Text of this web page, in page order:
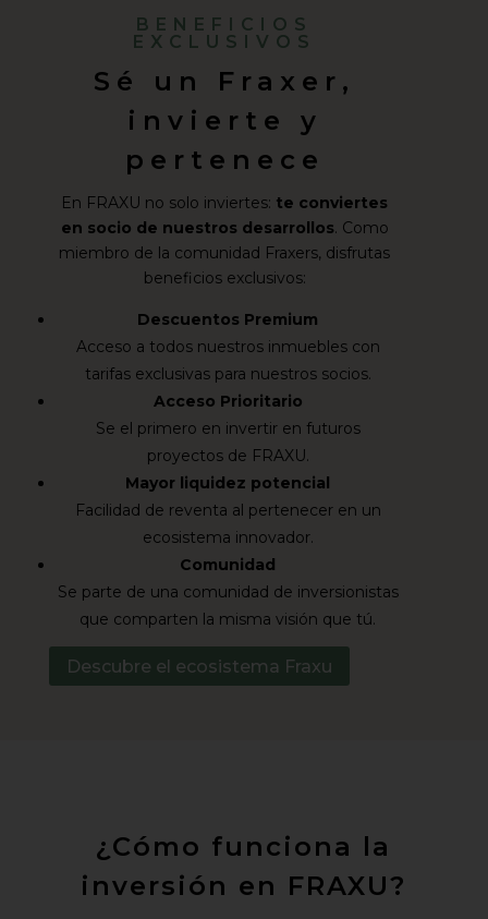
BENEFICIOS
EXCLUSIVOS
Sé un Fraxer,
invierte y
pertenece
En FRAXU no solo inviertes: te conviertes
en socio de nuestros desarrollos. Como
miembro de la comunidad Fraxers, disfrutas
beneficios exclusivos:
Descuentos Premium
Acceso a todos nuestros inmuebles con
tarifas exclusivas para nuestros socios.
Acceso Prioritario
Se el primero en invertir en futuros
proyectos de FRAXU.
Mayor liquidez potencial
Facilidad de reventa al pertenecer en un
ecosistema innovador.
Comunidad
Se parte de una comunidad de inversionistas
que comparten la misma visión que tú.
Descubre el ecosistema Fraxu
¿Cómo funciona la
inversión en FRAXU?